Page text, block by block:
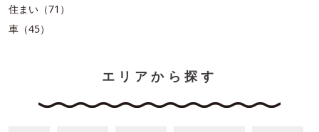
住まい（71）
車（45）
エリアから探す